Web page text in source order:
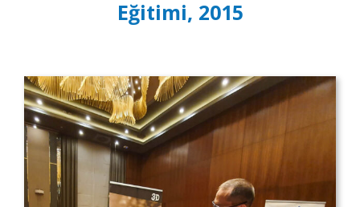
Eğitimi, 2015